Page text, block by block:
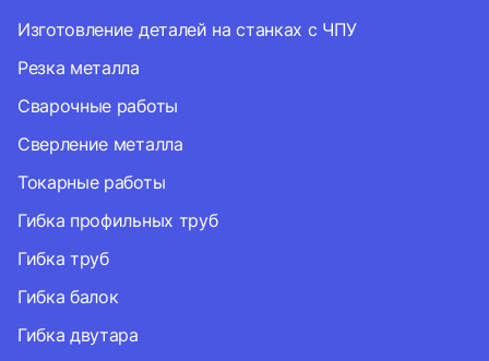
Изготовление деталей на станках с ЧПУ
Резка металла
Сварочные работы
Сверление металла
Токарные работы
Гибка профильных труб
Гибка труб
Гибка балок
Гибка двутара